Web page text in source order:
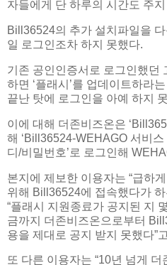
자들에게 단 하루의 시간도 주
Bill36524의 추가 설치파일을
일 로그인조차 하지 못했다.
기존 공인인증서로 로그인했던
하면 ‘플래시’를 업데이트하라
끝난 탓에 로그인을 아예 하지
이에 대해 더존비즈온은
해 ‘Bill36524-WEHAGO 서비스
디/비밀번호’로 로그인해
본지에 제보한 이용자는 “급하
위해 Bill36524에 접속했다가
“플래시 지원종료가 공지된 지
금까지 더존비즈온으로부터
용을 제대로 공지 받지 못했다”
또 다른 이용자는 “10년 넘게